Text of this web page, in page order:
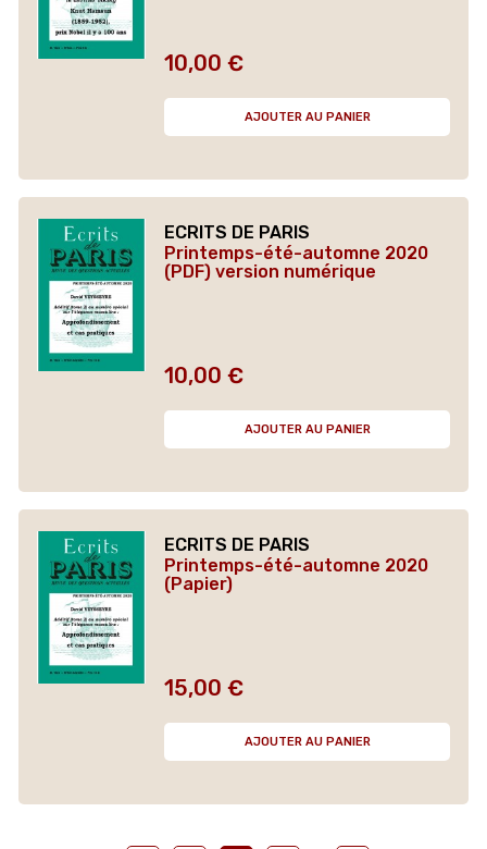
Prix
10,00 €
AJOUTER AU PANIER
ECRITS DE PARIS
Printemps-été-automne 2020
(PDF) version numérique
Prix
10,00 €
AJOUTER AU PANIER
ECRITS DE PARIS
Printemps-été-automne 2020
(Papier)
Prix
15,00 €
AJOUTER AU PANIER